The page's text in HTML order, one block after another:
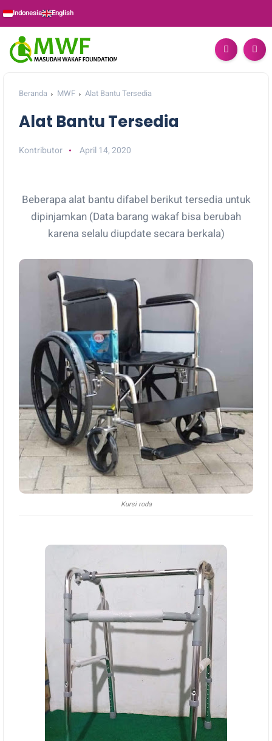
Indonesia English
Beranda MWF Alat Bantu Tersedia
Alat Bantu Tersedia
Kontributor April 14, 2020
Beberapa alat bantu difabel berikut tersedia untuk
dipinjamkan (Data barang wakaf bisa berubah
karena selalu diupdate secara berkala)
Kursi roda